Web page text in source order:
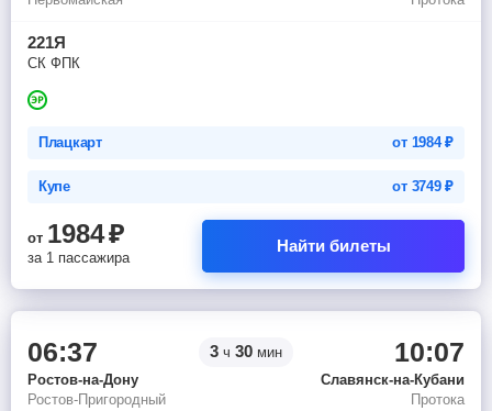
221Я
СК ФПК
Плацкарт от 1984₽
Купе от 3749₽
от 1984₽
за 1 пассажира
Найти билеты
06:37 3 ч 30 мин 10:07
Ростов-на-Дону
Славянск-на-Кубани
Ростов-Пригородный
Протока